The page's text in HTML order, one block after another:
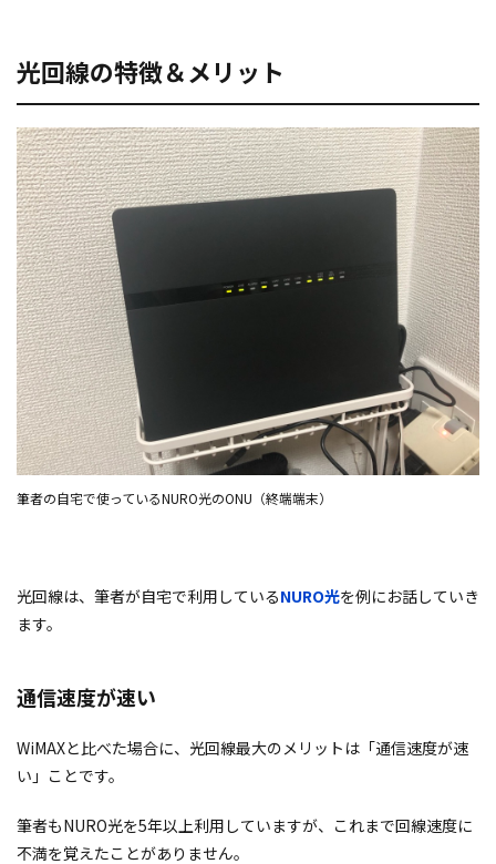
光回線の特徴＆メリット
筆者の自宅で使っているNURO光のONU（終端端末）
光回線は、筆者が自宅で利用しているNURO光を例にお話していき
ます。
通信速度が速い
WiMAXと比べた場合に、光回線最大のメリットは「通信速度が速
い」ことです。
筆者もNURO光を5年以上利用していますが、これまで回線速度に
不満を覚えたことがありません。